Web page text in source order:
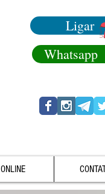
Ligar
Whatsapp
ONLINE